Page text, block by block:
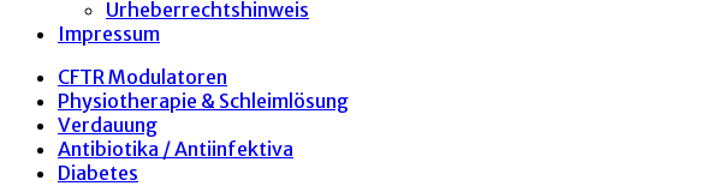
Urheberrechtshinweis
Impressum
CFTR Modulatoren
Physiotherapie & Schleimlösung
Verdauung
Antibiotika / Antiinfektiva
Diabetes